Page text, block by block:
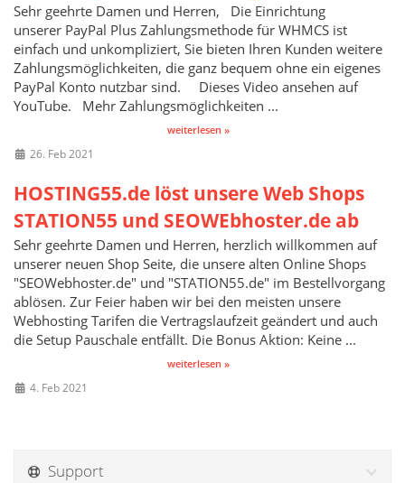
Sehr geehrte Damen und Herren, Die Einrichtung
unserer PayPal Plus Zahlungsmethode für WHMCS ist
einfach und unkompliziert, Sie bieten Ihren Kunden weitere
Zahlungsmöglichkeiten, die ganz bequem ohne ein eigenes
PayPal Konto nutzbar sind. Dieses Video ansehen auf
YouTube. Mehr Zahlungsmöglichkeiten ...
weiterlesen »
26. Feb 2021
HOSTING55.de löst unsere Web Shops
STATION55 und SEOWEbhoster.de ab
Sehr geehrte Damen und Herren, herzlich willkommen auf
unserer neuen Shop Seite, die unsere alten Online Shops
"SEOWebhoster.de" und "STATION55.de" im Bestellvorgang
ablösen. Zur Feier haben wir bei den meisten unsere
Webhosting Tarifen die Vertragslaufzeit geändert und auch
die Setup Pauschale entfällt. Die Bonus Aktion: Keine ...
weiterlesen »
4. Feb 2021
Support